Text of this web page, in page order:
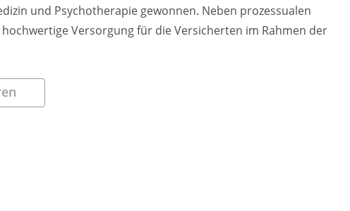
und Psychotherapie gewonnen. Neben prozessualen
Versorgung für die Versicherten im Rahmen der